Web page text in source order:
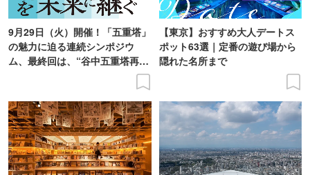
9月29日（火）開催！「五重塔」
の魅力に迫る連続シンポジウ
ム、最終回は、“谷中五重塔再建
【東京】おすすめ大人デートス
ポット63選｜定番の遊び場から
隠れた名所まで